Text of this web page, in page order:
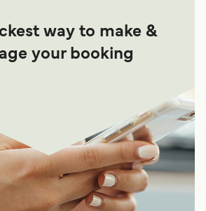
way to make &
your booking